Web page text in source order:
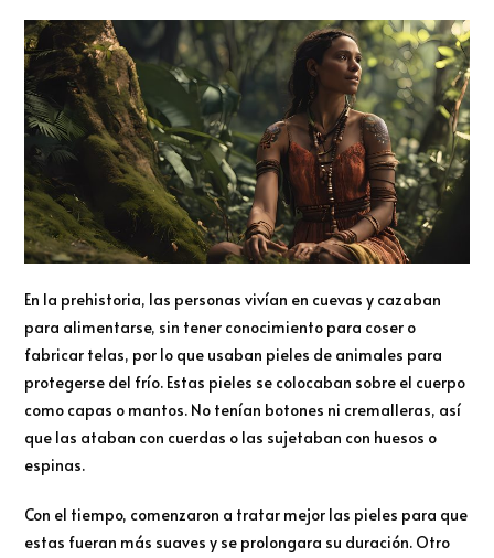
En la prehistoria, las personas vivían en cuevas y cazaban
para alimentarse, sin tener conocimiento para coser o
fabricar telas, por lo que usaban pieles de animales para
protegerse del frío. Estas pieles se colocaban sobre el cuerpo
como capas o mantos. No tenían botones ni cremalleras, así
que las ataban con cuerdas o las sujetaban con huesos o
espinas.
Con el tiempo, comenzaron a tratar mejor las pieles para que
estas fueran más suaves y se prolongara su duración. Otro